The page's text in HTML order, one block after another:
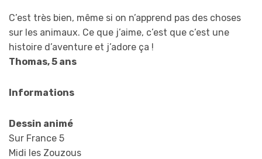
C’est très bien, même si on n’apprend pas des choses
sur les animaux. Ce que j’aime, c’est que c’est une
histoire d’aventure et j’adore ça !
Thomas, 5 ans
Informations
Dessin animé
Sur France 5
Midi les Zouzous